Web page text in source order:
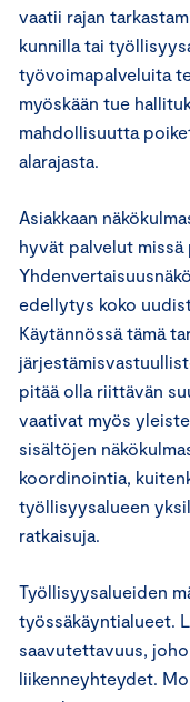
vaatii rajan
kunnilla tai
työvoimapalveluita
myöskään tue
mahdollisuutta
alarajasta.
Asiakkaan
hyvät palvelut missä
edellytys koko
Käytännössä tämä
pitää olla riittävän
vaativat myös
sisältöjen
koordinointia,
työllisyysalueen
ratkaisuja.
Työllisyysalueiden
työssäkäyntialueet.
saavutettavuus,
liikenneyhteydet.